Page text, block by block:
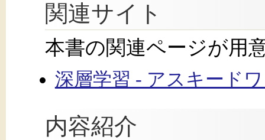
関連サイト
本書の関連ページが用
深層学習 - アスキード
内容紹介